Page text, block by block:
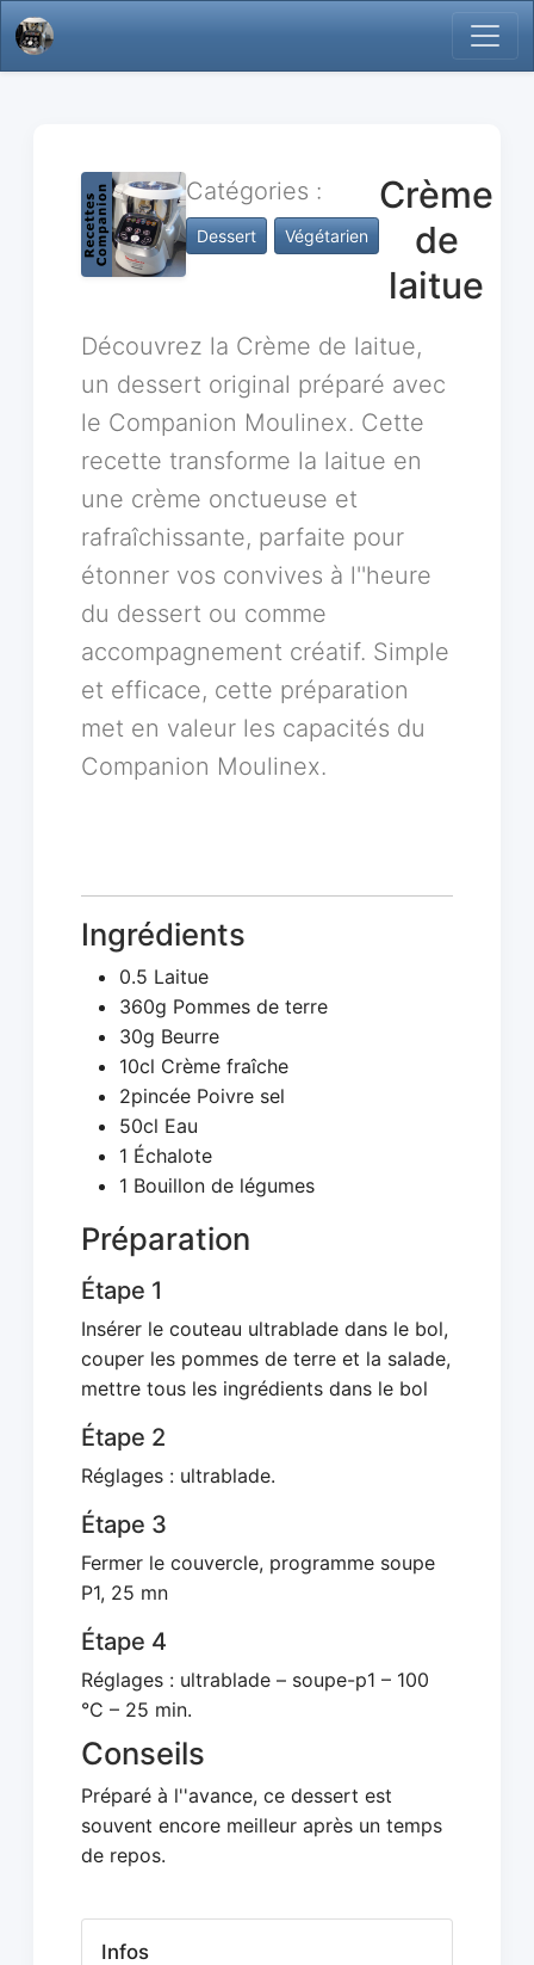
Catégories :
Dessert Végétarien
Crème
de
laitue
Découvrez la Crème de laitue,
un dessert original préparé avec
le Companion Moulinex. Cette
recette transforme la laitue en
une crème onctueuse et
rafraîchissante, parfaite pour
étonner vos convives à l''heure
du dessert ou comme
accompagnement créatif. Simple
et efficace, cette préparation
met en valeur les capacités du
Companion Moulinex.
Ingrédients
0.5 Laitue
360g Pommes de terre
30g Beurre
10cl Crème fraîche
2pincée Poivre sel
50cl Eau
1 Échalote
1 Bouillon de légumes
Préparation
Étape 1
Insérer le couteau ultrablade dans le bol,
couper les pommes de terre et la salade,
mettre tous les ingrédients dans le bol
Étape 2
Réglages : ultrablade.
Étape 3
Fermer le couvercle, programme soupe
P1, 25 mn
Étape 4
Réglages : ultrablade – soupe-p1 – 100
°C – 25 min.
Conseils
Préparé à l''avance, ce dessert est
souvent encore meilleur après un temps
de repos.
Infos